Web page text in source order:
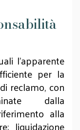
l’apparente
per la
reclamo, con
dalla
alla